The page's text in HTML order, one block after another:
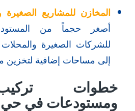
المخازن للمشاريع الصغيرة
أصغر حجماً من
للشركات الصغيرة والمحلات
إلى مساحات إضافية لتخزين
خطوات
ومستودعات في حي